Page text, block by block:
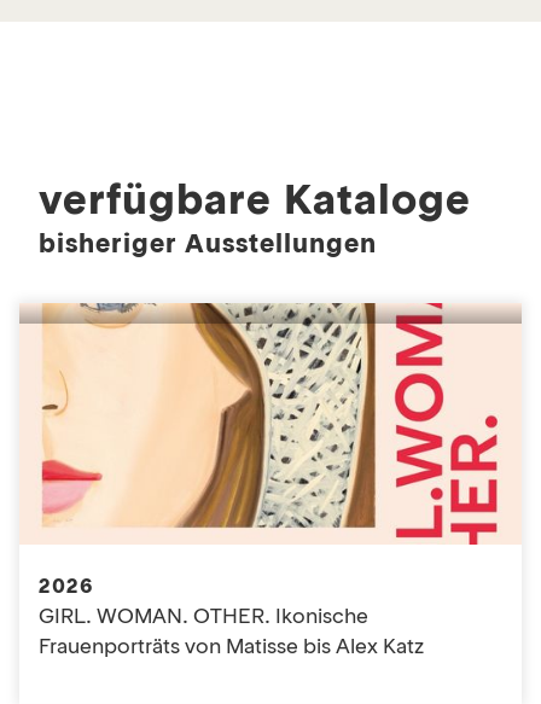
verfügbare Kataloge
bisheriger Ausstellungen
2026
GIRL. WOMAN. OTHER. Ikonische
Frauenporträts von Matisse bis Alex Katz